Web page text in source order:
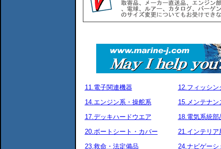
11.電子関連機器
12.フィッシン
14.エンジン系・操舵系
15.メンテナン
17.デッキハードウエア
18.電気系統部
20.ボートシート・カバー
21.インテリア
23.救命・法定備品
24.ナビゲーシ